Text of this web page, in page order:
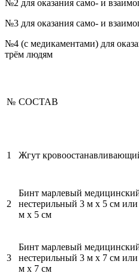
№2 для оказания само- и
№3 для оказания само- и
№4 (с медикаментами) для
трём людям
№ СОСТАВ
1 Жгут
2
Бинт марлевый
нестерильный 3 м x 5 см
м x 5 см
3
Бинт марлевый
нестерильный 3 м x 7 см
м x 7 см